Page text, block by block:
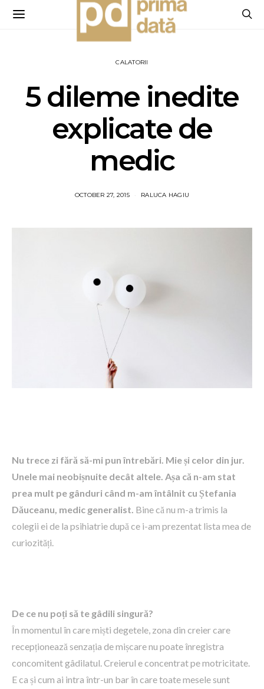
CALATORII
5 dileme inedite
explicate de
medic
OCTOBER 27, 2015 RALUCA HAGIU
Nu trece zi fără să-mi pun întrebări. Mie și celor din jur.
Unele mai neobișnuite decât altele. Așa că n-am stat
prea mult pe gânduri când m-am întâlnit cu Ștefania
Dăuceanu, medic generalist. Bine că nu m-a trimis la
colegii ei de la psihiatrie după ce i-am prezentat lista mea de
curiozități.
De ce nu poți să te gâdili singură?
În momentul în care miști degetele, zona din creier care
recepționează senzația de mișcare nu poate înregistra
concomitent gâdilatul. Creierul e concentrat pe motricitate.
E ca și cum ai intra într-un bar în care toate mesele sunt